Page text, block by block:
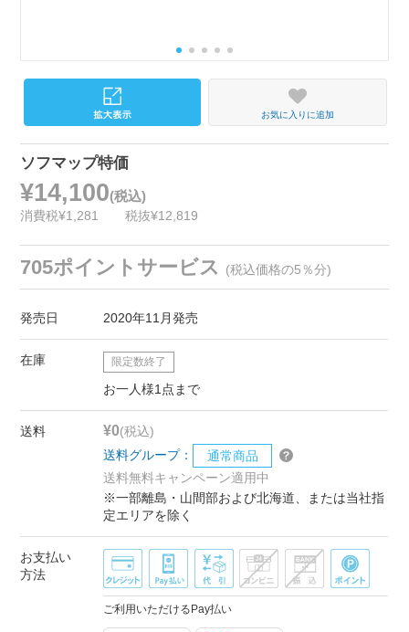
お気に入りに追加
ソフマップ特価
¥14,100(税込)
消費税¥1,281 税抜¥12,819
705ポイントサービス (税込価格の5％分)
発売日 2020年11月発売
在庫 限定数終了
お一人様1点まで
送料 ¥0(税込)
送料グループ：
通常商品
送料無料キャンペーン適用中
※一部離島・山間部および北海道、または当社指
定エリアを除く
お支払い
方法
ご利用いただけるPay払い